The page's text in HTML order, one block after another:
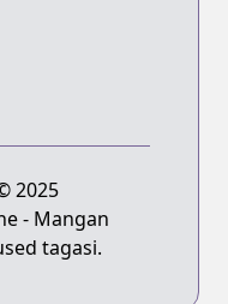
2025
- Mangan
tagasi.